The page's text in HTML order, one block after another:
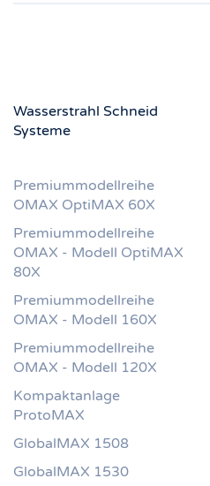
Wasserstrahl Schneid
Systeme
Premiummodellreihe
OMAX OptiMAX 60X
Premiummodellreihe
OMAX - Modell OptiMAX
80X
Premiummodellreihe
OMAX - Modell 160X
Premiummodellreihe
OMAX - Modell 120X
Kompaktanlage
ProtoMAX
GlobalMAX 1508
GlobalMAX 1530